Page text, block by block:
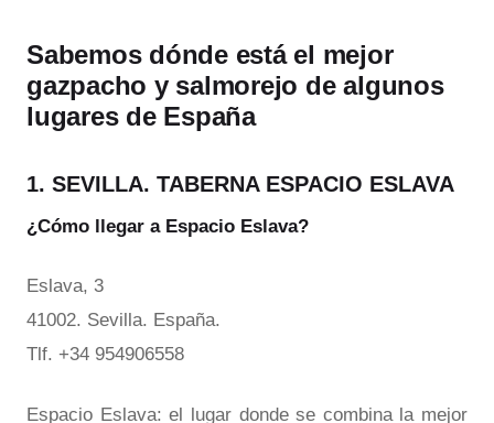
Sabemos dónde está el mejor
gazpacho y salmorejo de algunos
lugares de España
1. SEVILLA. TABERNA ESPACIO ESLAVA
¿Cómo llegar a Espacio Eslava?
Eslava, 3
41002. Sevilla. España.
Tlf. +34 954906558
Espacio Eslava: el lugar donde se combina la mejor